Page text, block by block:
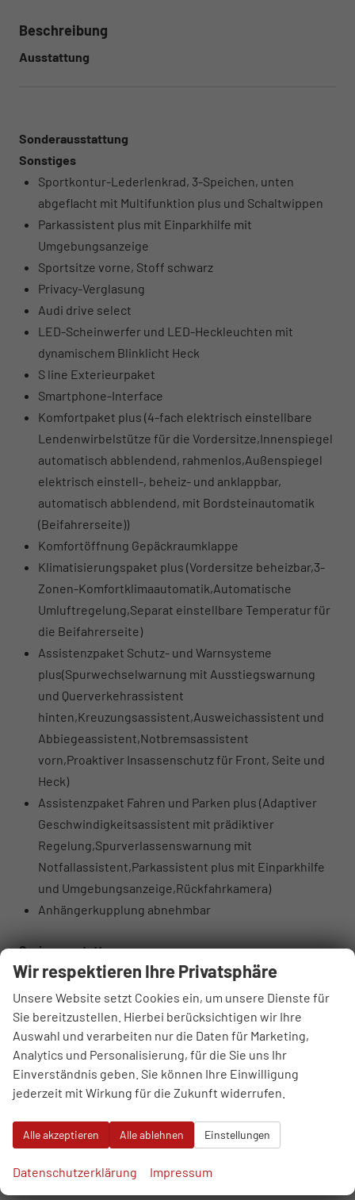
Beschreibung
Ausstattung
Sonderausstattung
Sonstiges
Sportkontur-Lederlenkrad, 3-Speichen, unten
abgeflacht mit Multifunktion plus und Schaltwippen
Parkassistent plus mit Einparkhilfe mit
Umgebungsanzeige
Sportsitze vorne, Stoff schwarz
Privacy-Verglasung
Audi drive select
LED-Scheinwerfer und LED-Heckleuchten mit
dynamischem Blinklicht Heck
S line Exterieurpaket
Smartphone-Interface
Komfortpaket plus (4-fach elektrisch einstellbare
Lendenwirbelstütze für die Vordersitze,Innenspiegel
automatisch abblendend, rahmenlos,Außenspiegel
elektrisch einstell-, beheiz- und anklappbar,
automatisch abblendend, mit Bordsteinautomatik
(Beifahrerseite))
Komfortöffnung Gepäckraumklappe
Klimatisierungspaket plus (Vordersitze beheizbar,3-
Zonen-Komfortklimaautomatik,Automatische
Umluftregelung,Separat einstellbare Temperatur für
die Beifahrerseite)
Assistenzpaket Schutz- und Warnsysteme
plus(Spurwechselwarnung mit Ausstiegswarnung
und Querverkehrassistent
hinten,Kreuzungsassistent,Ausweichassistent und
Abbiegeassistent,Notbremsassistent
vorn,Proaktiver Insassenschutz für Front, Seite und
Heck)
Assistenzpaket Fahren und Parken plus (Adaptiver
Geschwindigkeitsassistent mit prädiktiver
Regelung,Spurverlassenswarnung mit
Notfallassistent,Parkassistent plus mit Einparkhilfe
und Umgebungsanzeige,Rückfahrkamera)
Anhängerkupplung abnehmbar
Serienausstattung
Sonstiges
7-Gang-Automatikgetriebe
Ambiente-Beleuchtungspaket
Audi connect Notruf & Service
MMI Radio plus mit MMI touch
Audi Phone Box light
Audi pre sense front
Audi virtuelles Cockpit
Bordliteratur auf Deutsch
Wir respektieren Ihre Privatsphäre
Unsere Website setzt Cookies ein, um unsere Dienste für
Sie bereitzustellen. Hierbei berücksichtigen wir Ihre
Auswahl und verarbeiten nur die Daten für Marketing,
Analytics und Personalisierung, für die Sie uns Ihr
Einverständnis geben. Sie können Ihre Einwilligung
jederzeit mit Wirkung für die Zukunft widerrufen.
Alle akzeptieren Alle ablehnen Einstellungen
Datenschutzerklärung Impressum